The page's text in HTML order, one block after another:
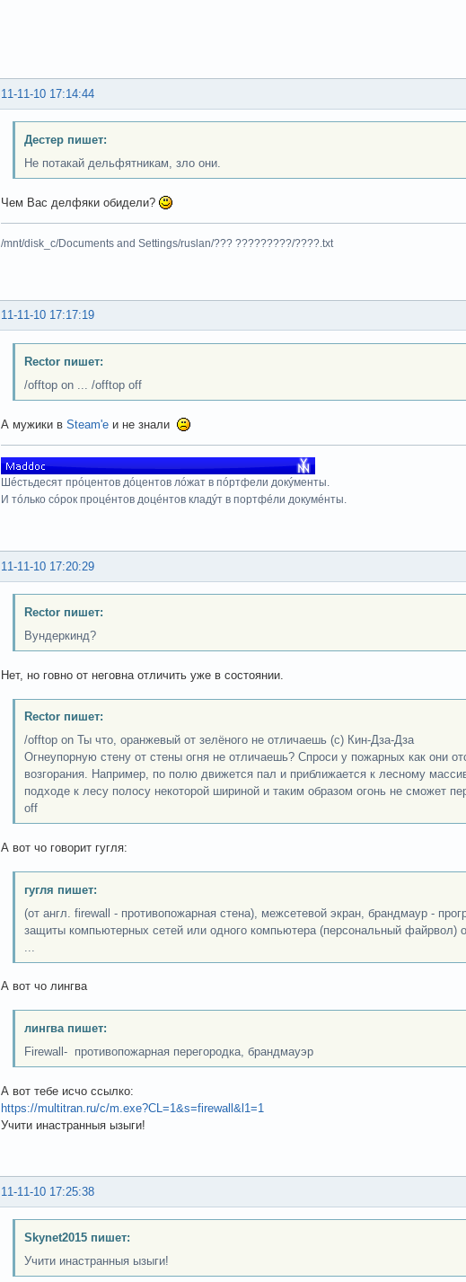
11-11-10 17:14:44
Дестер пишет:
Не потакай дельфятникам, зло они.
Чем Вас делфяки обидели?
/mnt/disk_c/Documents and Settings/ruslan/??? ?????????/????.txt
11-11-10 17:17:19
Rector пишет:
/offtop on ... /offtop off
А мужики в Steam'e и не знали
Шéстьдесят прóцентов дóцентов лóжат в пóртфели докýменты.
И тóлько сóрок процéнтов доцéнтов кладýт в портфéли докумéнты.
11-11-10 17:20:29
Rector пишет:
Вундеркинд?
Нет, но говно от неговна отличить уже в состоянии.
Rector пишет:
/offtop on Ты что, оранжевый от зелёного не отличаешь (с) Кин-Дза-Дза
Огнеупорную стену от стены огня не отличаешь? Спроси у пожарных как они
возгорания. Например, по полю движется пал и приближается к лесному
подходе к лесу полосу некоторой шириной и таким образом огонь не сможет
off
А вот чо говорит гугля:
гугля пишет:
(от англ. firewall - противопожарная стена), межсетевой экран, брандмаур -
защиты компьютерных сетей или одного компьютера (персональный файрвол)
А вот чо лингва
лингва пишет:
Firewall- противопожарная перегородка, брандмауэр
А вот тебе исчо ссылко:
https://multitran.ru/c/m.exe?CL=1&s=firewall&l1=1
Учити инастранныя ызыги!
11-11-10 17:25:38
Skynet2015 пишет:
Учити инастранныя ызыги!